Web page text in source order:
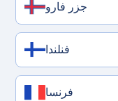
جزر فارو
فنلندا
فرنسا